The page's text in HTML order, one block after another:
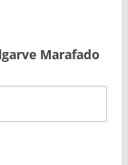
Marafado